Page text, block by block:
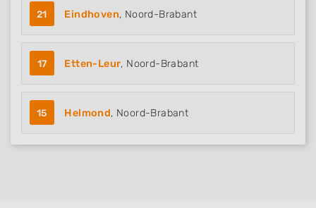
21 Eindhoven, Noord-Brabant
17 Etten-Leur, Noord-Brabant
15 Helmond, Noord-Brabant